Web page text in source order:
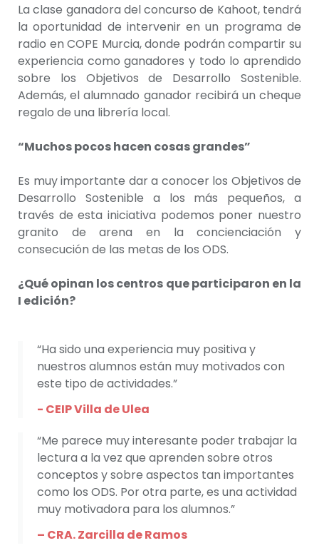
La clase ganadora del concurso de Kahoot, tendrá
la oportunidad de intervenir en un programa de
radio en COPE Murcia, donde podrán compartir su
experiencia como ganadores y todo lo aprendido
sobre los Objetivos de Desarrollo Sostenible.
Además, el alumnado ganador recibirá un cheque
regalo de una librería local.
“Muchos pocos hacen cosas grandes”
Es muy importante dar a conocer los Objetivos de
Desarrollo Sostenible a los más pequeños, a
través de esta iniciativa podemos poner nuestro
granito de arena en la concienciación y
consecución de las metas de los ODS.
¿Qué opinan los centros que participaron en la
I edición?
“Ha sido una experiencia muy positiva y
nuestros alumnos están muy motivados con
este tipo de actividades.”
- CEIP Villa de Ulea
“Me parece muy interesante poder trabajar la
lectura a la vez que aprenden sobre otros
conceptos y sobre aspectos tan importantes
como los ODS. Por otra parte, es una actividad
muy motivadora para los alumnos.”
– CRA. Zarcilla de Ramos